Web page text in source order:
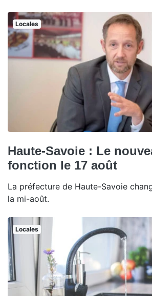
Locales
Haute-Savoie : Le
fonction le 17 août
La préfecture de Haute-Savoie
la mi-août.
Locales